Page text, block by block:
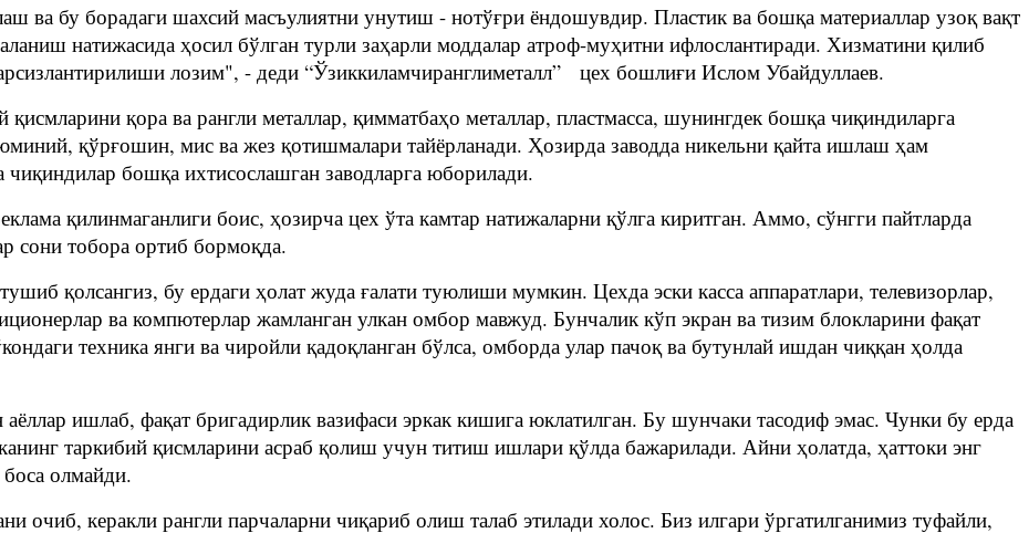
ва бу борадаги шахсий масъулиятни унутиш - нотўғри ёндошувдир. Пластик ва бошқа материаллар узоқ вақт
натижасида ҳосил бўлган турли заҳарли моддалар атроф-муҳитни ифлослантиради. Хизматини қилиб
лозим", - деди “Ўзиккиламчиранглиметалл” цех бошлиғи Ислом Убайдуллаев.
қора ва рангли металлар, қимматбаҳо металлар, пластмасса, шунингдек бошқа чиқиндиларга
қўрғошин, мис ва жез қотишмалари тайёрланади. Ҳозирда заводда никельни қайта ишлаш ҳам
бошқа ихтисослашган заводларга юборилади.
қилинмаганлиги боис, ҳозирча цех ўта камтар натижаларни қўлга киритган. Аммо, сўнгги пайтларда
сони тобора ортиб бормоқда.
қолсангиз, бу ердаги ҳолат жуда ғалати туюлиши мумкин. Цехда эски касса аппаратлари, телевизорлар,
ва компютерлар жамланган улкан омбор мавжуд. Бунчалик кўп экран ва тизим блокларини фақат
техника янги ва чиройли қадоқланган бўлса, омборда улар пачоқ ва бутунлай ишдан чиққан ҳолда
ишлаб, фақат бригадирлик вазифаси эркак кишига юклатилган. Бу шунчаки тасодиф эмас. Чунки бу ерда
таркибий қисмларини асраб қолиш учун титиш ишлари қўлда бажарилади. Айни ҳолатда, ҳаттоки энг
олмайди.
очиб, керакли рангли парчаларни чиқариб олиш талаб этилади холос. Биз илгари ўргатилганимиз туфайли,